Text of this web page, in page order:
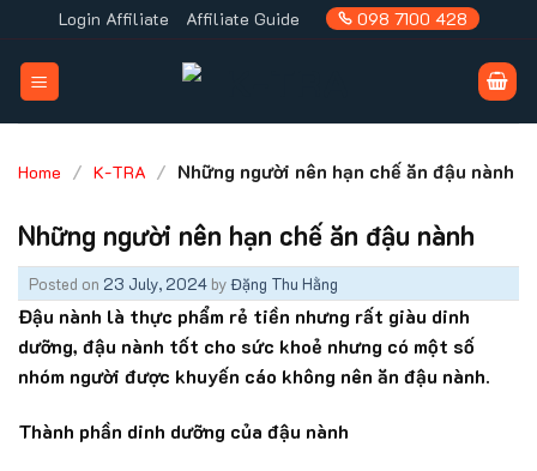
to
content
Login Affiliate Affiliate Guide 098 7100 428
Home / K-TRA / Những người nên hạn chế ăn đậu nành
Những người nên hạn chế ăn đậu nành
Posted on 23 July, 2024 byĐặng Thu Hằng
Đậu nành là thực phẩm rẻ tiền nhưng rất giàu dinh
dưỡng, đậu nành tốt cho sức khoẻ nhưng có một số
nhóm người được khuyến cáo không nên ăn đậu nành.
Thành phần dinh dưỡng của đậu nành